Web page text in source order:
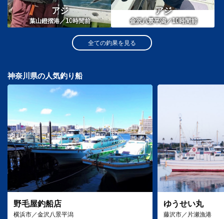
アジ
葉山鐙摺港／10時間前
アジ
金沢八景平潟／10時間前
全ての釣果を見る
神奈川県の人気釣り船
野毛屋釣船店
横浜市／金沢八景平潟
ゆうせい丸
藤沢市／片瀬漁港